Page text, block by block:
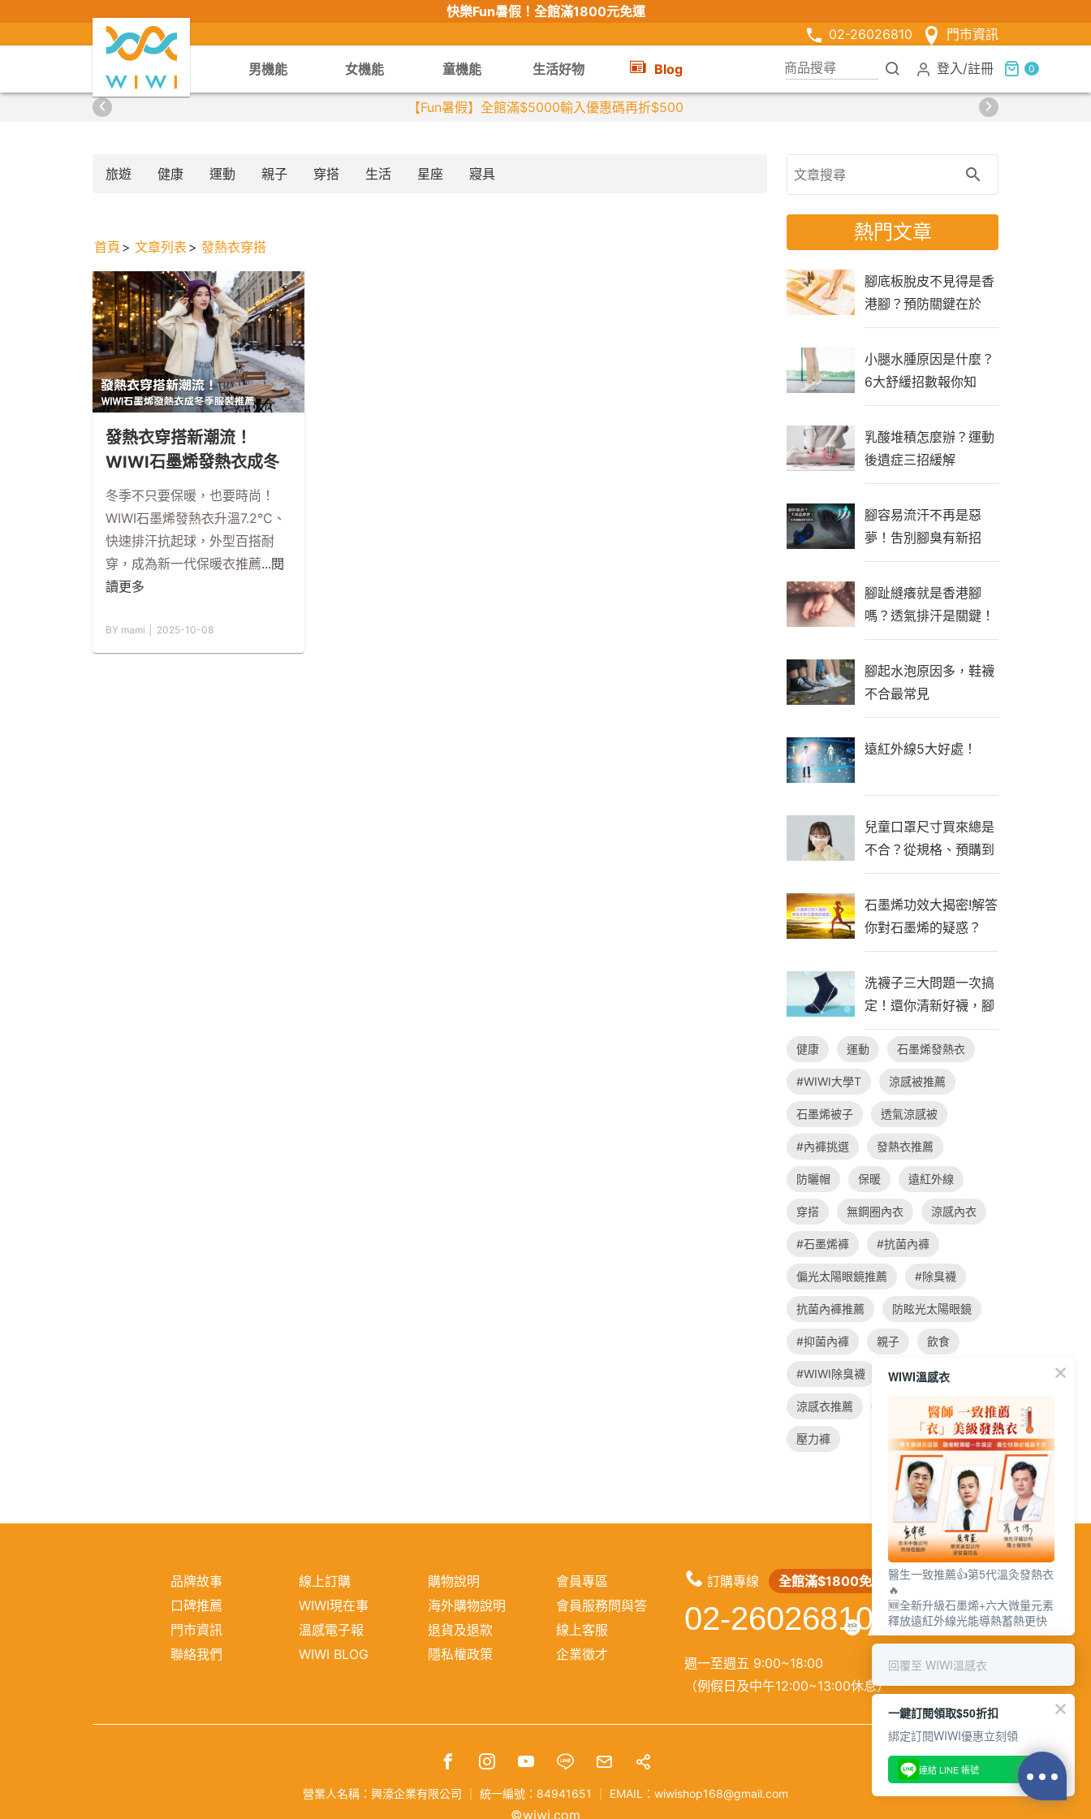
快樂Fun暑假！ 全館滿1800元免運
02-26026810
門市資訊
男機能 女機能 童機能 生活好物 Blog 登入 /註冊 0
【Fun暑假】全館滿$5000輸入優惠碼再折$500
旅遊 健康 運動 親子 穿搭 生活 星座 寢具
首頁 文章列表 發熱衣穿搭
發熱衣穿搭新潮流！
WIWI石墨烯發熱衣成冬
季服裝推薦
冬季不只要保暖，也要時尚！
WIWI石墨烯發熱衣升溫7.2°C、
快速排汗抗起球，外型百搭耐
穿，成為新一代保暖衣推薦...閱
讀更多
BY mami │ 2025-10-08
熱門文章
腳底板脫皮不見得是香
港腳？預防關鍵在於
「生活習慣」
小腿水腫原因是什麼？
6大舒緩招數報你知
乳酸堆積怎麼辦？運動
後遺症三招緩解
腳容易流汗不再是惡
夢！吿別腳臭有新招
腳趾縫癢就是香港腳
嗎？透氣排汗是關鍵！
腳起水泡原因多，鞋襪
不合最常見
遠紅外線5大好處！
兒童口罩尺寸買來總是
不合？從規格、預購到
自製一次看懂！
石墨烯功效大揭密!解答
你對石墨烯的疑惑？
洗襪子三大問題一次搞
定！還你清新好襪，腳
臭不隨行
健康 運動 石墨烯發熱衣
#WIWI大學T 涼感被推薦
石墨烯被子 透氣涼感被
#內褲挑選 發熱衣推薦
防曬帽 保暖 遠紅外線
穿搭 無鋼圈內衣 涼感內衣
#石墨烯褲 #抗菌內褲
偏光太陽眼鏡推薦 #除臭襪
抗菌內褲推薦 防眩光太陽眼鏡
#抑菌內褲 親子 飲食
#WIWI除臭襪 旅遊 涼感衣
涼感衣推薦 #大學t穿搭
壓力褲
繁│简
品牌故事
口碑推薦
門市資訊
聯絡我們
線上訂購
WIWI現在事
溫感電子報
WIWI BLOG
購物說明
海外購物說明
退貨及退款
隱私權政策
會員專區
會員服務問與答
線上客服
企業徵才
訂購專線 全館滿$1800免運
02-26026810
週一至週五 9:00~18:00
（例假日及中午12:00~13:00休息）
營業人名稱：興濠企業有限公司 統一編號：84941651 EMAIL：wiwishop168@gmail.com
©wiwi.com
WIWI溫感衣
醫生一致推薦👍第5代溫灸發熱衣
🔥
🆕全新升級石墨烯+六大微量元素
釋放遠紅外線光能導熱蓄熱更快
回覆至 WIWI溫感衣
一鍵訂閱領取$50折扣
綁定訂閱WIWI優惠立刻領
連結 LINE 帳號